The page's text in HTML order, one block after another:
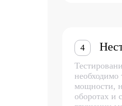
4
мощности,
оборотах и